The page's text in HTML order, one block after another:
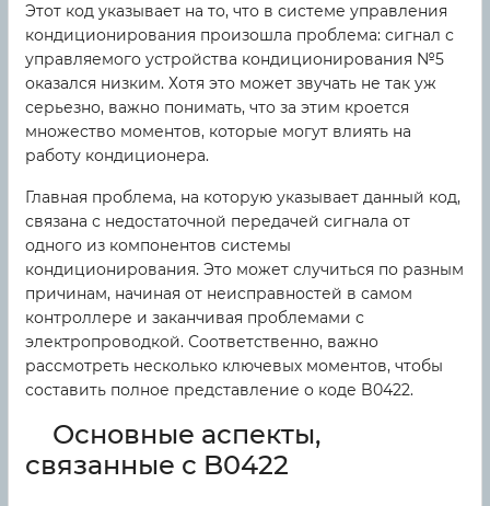
Этот код указывает на то, что в системе управления
кондиционирования произошла проблема: сигнал с
управляемого устройства кондиционирования №5
оказался низким. Хотя это может звучать не так уж
серьезно, важно понимать, что за этим кроется
множество моментов, которые могут влиять на
работу кондиционера.
Главная проблема, на которую указывает данный код,
связана с недостаточной передачей сигнала от
одного из компонентов системы
кондиционирования. Это может случиться по разным
причинам, начиная от неисправностей в самом
контроллере и заканчивая проблемами с
электропроводкой. Соответственно, важно
рассмотреть несколько ключевых моментов, чтобы
составить полное представление о коде B0422.
Основные аспекты,
связанные с B0422